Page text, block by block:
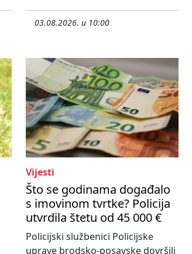
03.08.2026. u 10:00
Vijesti
Što se godinama događalo
s imovinom tvrtke? Policija
utvrdila štetu od 45 000 €
Policijski službenici Policijske
uprave brodsko-posavske dovršili